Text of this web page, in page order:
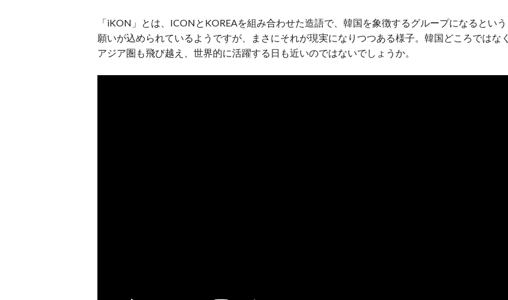
「iKON」とは、ICONとKOREAを組み合わせた造語で、韓国を象徴するグループになるという
願いが込められているようですが、まさにそれが現実になりつつある様子。韓国どころではなく
アジア圏も飛び越え、世界的に活躍する日も近いのではないでしょうか。